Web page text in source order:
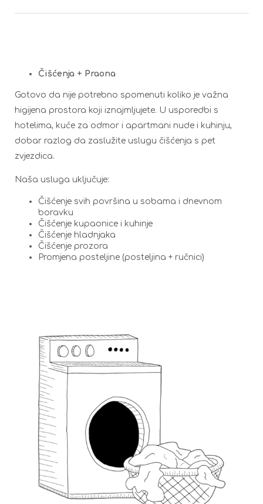
Čišćenja + Praona
Gotovo da nije potrebno spomenuti koliko je važna
higijena prostora koji iznajmljujete. U usporedbi s
hotelima, kuće za odmor i apartmani nude i kuhinju,
dobar razlog da zaslužite uslugu čišćenja s pet
zvjezdica.
Naša usluga uključuje:
Čišćenje svih površina u sobama i dnevnom
boravku
Čišćenje kupaonice i kuhinje
Čišćenje hladnjaka
Čišćenje prozora
Promjena posteljine (posteljina + ručnici)